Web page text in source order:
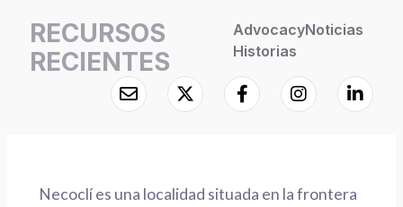
RECURSOS
RECIENTES
AdvocacyNoticias
Historias
Necoclí es una localidad situada en la frontera